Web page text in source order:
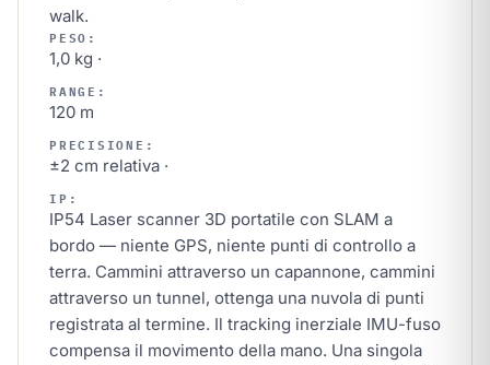
walk.
PESO:
1,0 kg ·
RANGE:
120 m
PRECISIONE:
±2 cm relativa ·
IP:
IP54 Laser scanner 3D portatile con SLAM a
bordo — niente GPS, niente punti di controllo a
terra. Cammini attraverso un capannone, cammini
attraverso un tunnel, ottenga una nuvola di punti
registrata al termine. Il tracking inerziale IMU-fuso
compensa il movimento della mano. Una singola